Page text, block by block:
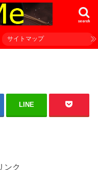
search
サイトマップ
LINE
ンク